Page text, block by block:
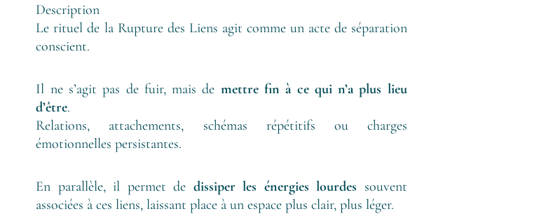
Description
Le rituel de la Rupture des Liens agit comme un acte de séparation
conscient.
Il ne s’agit pas de fuir, mais de mettre fin à ce qui n’a plus lieu
d’être.
Relations, attachements, schémas répétitifs ou charges
émotionnelles persistantes.
En parallèle, il permet de dissiper les énergies lourdes souvent
associées à ces liens, laissant place à un espace plus clair, plus léger.